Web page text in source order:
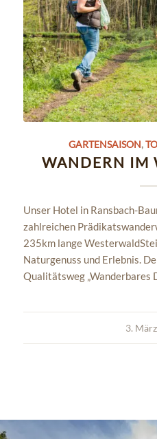
GARTENSAISON,
WANDERN IM
Unser Hotel in Ransbach-
zahlreichen
235km lange
Naturgenuss und Erlebnis.
Qualitätsweg „Wanderbares
3.